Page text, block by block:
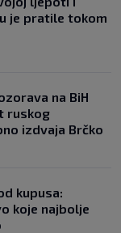
je pratile tokom
na BiH
ruskog
izdvaja Brčko
kupusa:
koje najbolje